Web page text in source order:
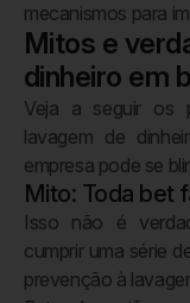
mecanismos para
Mitos e
dinheiro em
Veja a seguir os
lavagem de
empresa pode se
Mito: Toda bet
Isso não é
cumprir uma série
prevenção à